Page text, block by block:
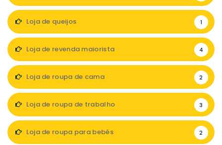
Loja de queijos 1
Loja de revenda maiorista 4
Loja de roupa de cama 2
Loja de roupa de trabalho 3
Loja de roupa para bebés 2